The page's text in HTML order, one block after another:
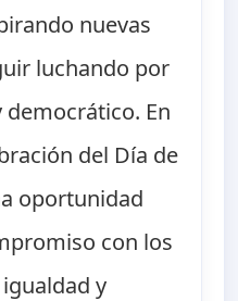
nuevas
luchando por
En
del Día de
oportunidad
con los
y